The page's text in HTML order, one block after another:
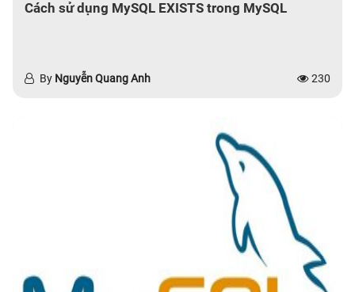
Cách sử dụng MySQL EXISTS trong MySQL
By Nguyễn Quang Anh 230